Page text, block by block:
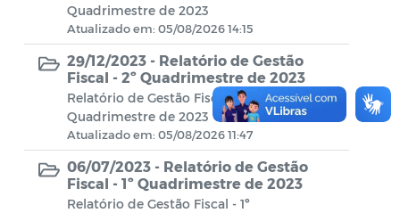
Contratos Celebrados
Íntegra das Atas de Adesão – SRP
Fiscal de Contratos
Editais de Concursos e Seleções
Públicas
Demais Atos dos Concursos Públicos
Quadrimestre de 2023
Atualizado em: 05/08/2026 14:15
29/12/2023 - Relatório de Gestão
Fiscal - 2º Quadrimestre de 2023
Relatório de Gestão Fiscal - 2º
Quadrimestre de 2023
Atualizado em: 05/08/2026 11:47
06/07/2023 - Relatório de Gestão
Fiscal - 1º Quadrimestre de 2023
Relatório de Gestão Fiscal - 1º